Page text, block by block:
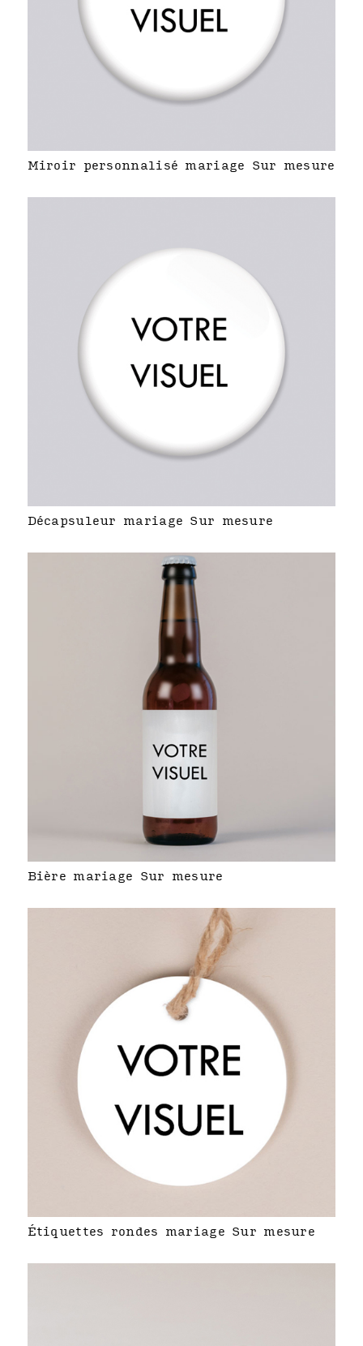
Miroir personnalisé mariage Sur mesure
Décapsuleur mariage Sur mesure
Bière mariage Sur mesure
Étiquettes rondes mariage Sur mesure